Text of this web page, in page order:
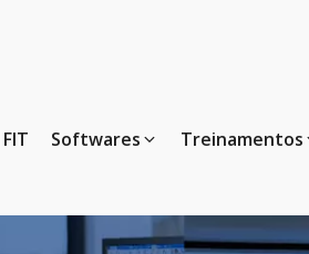
Softwares Treinamentos